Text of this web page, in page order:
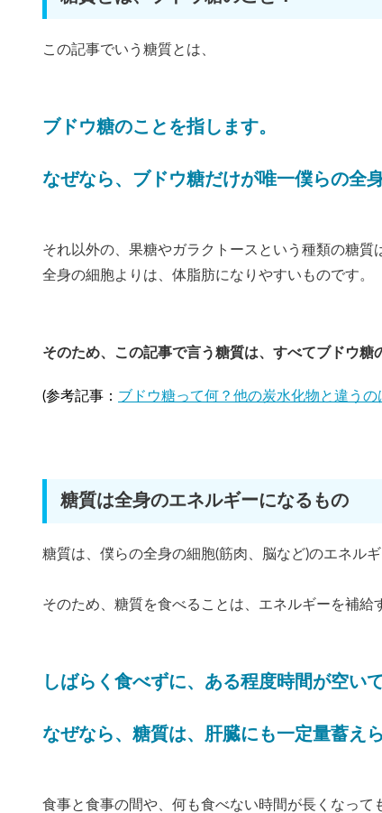
この記事でいう糖質とは、
ブドウ糖のことを指します。
なぜなら、ブドウ糖だけが唯一僕らの全
それ以外の、果糖やガラクトースという種類の糖質
全身の細胞よりは、体脂肪になりやすいものです。
そのため、この記事で言う糖質は、すべてブドウ糖
(参考記事： ブドウ糖って何？他の炭水化物と違うの
糖質は全身のエネルギーになるもの
糖質は、僕らの全身の細胞(筋肉、脳など)のエネルギ
そのため、糖質を食べることは、エネルギーを補給
しばらく食べずに、ある程度時間が空い
なぜなら、糖質は、肝臓にも一定量蓄え
食事と食事の間や、何も食べない時間が長くなって